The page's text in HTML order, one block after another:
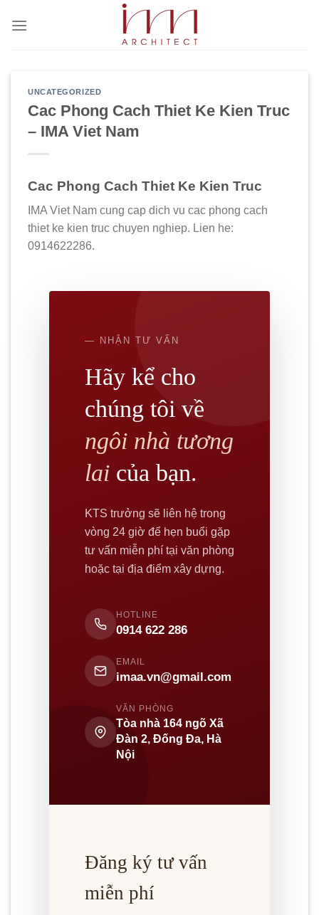
qua
UNCATEGORIZED
Cac Phong Cach Thiet Ke Kien Truc
– IMA Viet Nam
Cac Phong Cach Thiet Ke Kien Truc
IMA Viet Nam cung cap dich vu cac phong cach
thiet ke kien truc chuyen nghiep. Lien he:
0914622286.
— NHẬN TƯ VẤN
Hãy kể cho
chúng tôi về
ngôi nhà tương
lai của bạn.
KTS trưởng sẽ liên hệ trong
vòng 24 giờ để hẹn buổi gặp
tư vấn miễn phí tại văn phòng
hoặc tại địa điểm xây dựng.
HOTLINE
0914 622 286
EMAIL
imaa.vn@gmail.com
VĂN PHÒNG
Tòa nhà 164 ngõ Xã
Đàn 2, Đống Đa, Hà
Nội
Đăng ký tư vấn
miễn phí